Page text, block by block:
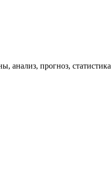
анализ, прогноз, статистика